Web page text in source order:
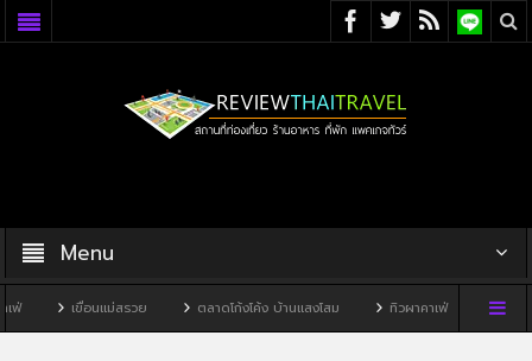
Menu
นแม่สรวย ตลาดโก้งโค้ง บ้านแสงโสม ทิวผาคาเฟ่ บ้านพิพิธภัณฑ์ไทดำ